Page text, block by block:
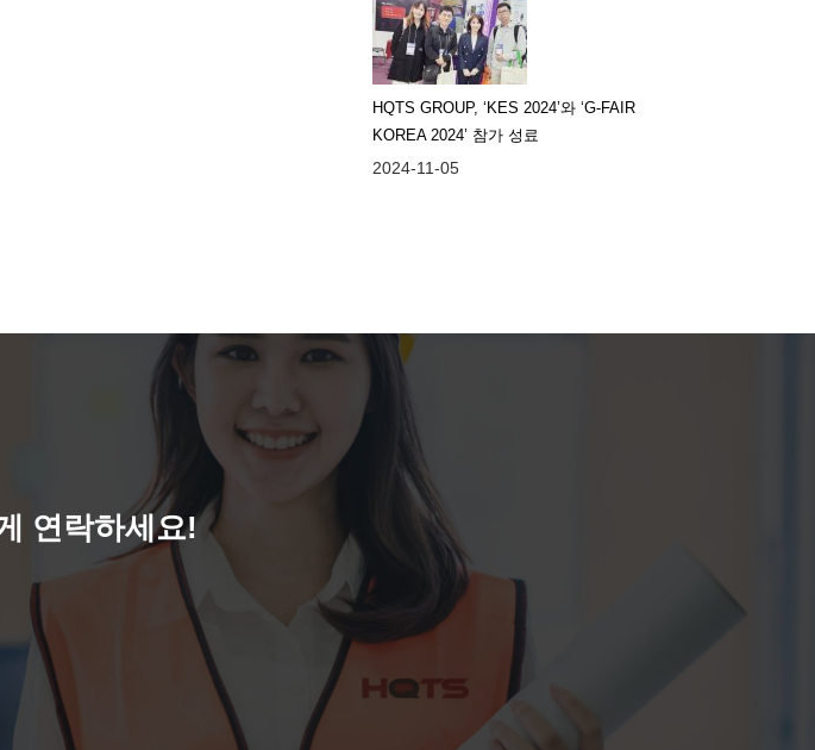
HQTS GROUP, ‘KES 2024’와 ‘G-FAIR
KOREA 2024’ 참가 성료
2024-11-05
연락하세요!